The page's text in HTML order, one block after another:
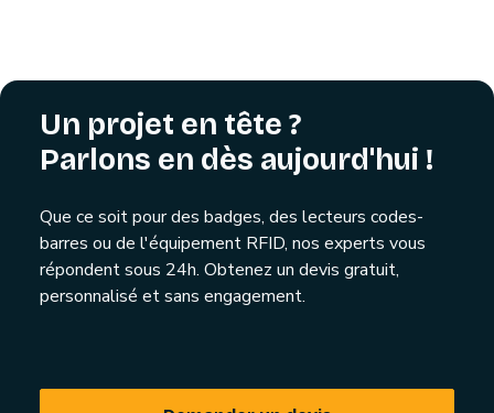
Un projet en tête ?
Parlons en dès aujourd'hui !
Que ce soit pour des badges, des lecteurs codes-
barres ou de l'équipement RFID, nos experts vous
répondent sous 24h. Obtenez un devis gratuit,
personnalisé et sans engagement.